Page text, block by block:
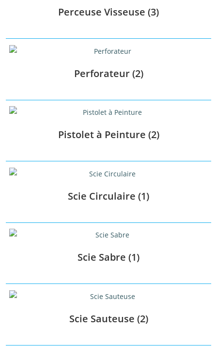
Perceuse Visseuse (3)
Perforateur(2)
Pistolet à Peinture (2)
Scie Circulaire (1)
Scie Sabre (1)
Scie Sauteuse (2)